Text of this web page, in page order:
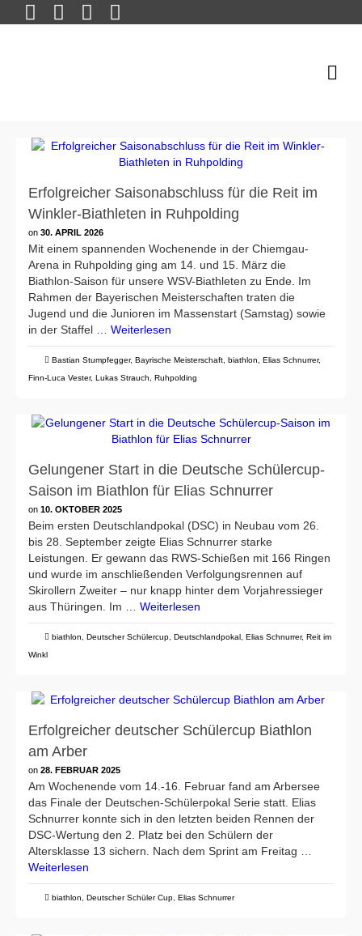
Erfolgreicher Saisonabschluss für die Reit im
Winkler-Biathleten in Ruhpolding
on 30. APRIL 2026
Mit einem spannenden Wochenende in der Chiemgau-
Arena in Ruhpolding ging am 14. und 15. März die
Biathlon-Saison für unsere WSV-Biathleten zu Ende. Im
Rahmen der Bayerischen Meisterschaften traten die
Jugend und die Junioren im Massenstart (Samstag) sowie
in der Staffel … Weiterlesen
Bastian Stumpfegger, Bayrische Meisterschaft biathlon Elias Schnurrer,
Finn-Luca Vester, Lukas Strauch Ruhpolding
Gelungener Start in die Deutsche Schülercup-
Saison im Biathlon für Elias Schnurrer
on 10. OKTOBER 2025
Beim ersten Deutschlandpokal (DSC) in Neubau vom 26.
bis 28. September zeigte Elias Schnurrer starke
Leistungen. Er gewann das RWS-Schießen mit 166 Ringen
und wurde im anschließenden Verfolgungsrennen auf
Skirollern Zweiter – nur knapp hinter dem Vorjahressieger
aus Thüringen. Im … Weiterlesen
biathlon Deutscher Schülercup Deutschlandpokal Elias Schnurrer, Reit im
Winkl
Erfolgreicher deutscher Schülercup Biathlon
am Arber
on 28. FEBRUAR 2025
Am Wochenende vom 14.-16. Februar fand am Arbersee
das Finale der Deutschen-Schülerpokal Serie statt. Elias
Schnurrer konnte sich in den letzten beiden Rennen der
DSC-Wertung den 2. Platz bei den Schülern der
Altersklasse 13 sichern. Nach dem Sprint am Freitag …
Weiterlesen
biathlon Deutscher Schüler Cup Elias Schnurrer